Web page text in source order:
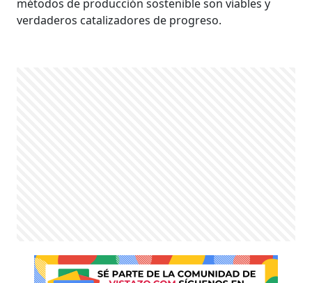
métodos de producción sostenible son viables y
verdaderos catalizadores de progreso.